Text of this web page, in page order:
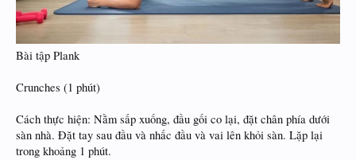
Bài tập Plank
Crunches (1 phút)
Cách thực hiện: Nằm sấp xuống, đầu gối co lại, đặt chân phía dưới
sàn nhà. Đặt tay sau đầu và nhấc đầu và vai lên khỏi sàn. Lặp lại
trong khoảng 1 phút.